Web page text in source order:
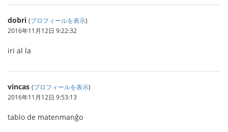
dobri (プロフィールを表示)
2016年11月12日 9:22:32
iri al la
vincas (プロフィールを表示)
2016年11月12日 9:53:13
tablo de matenmanĝo